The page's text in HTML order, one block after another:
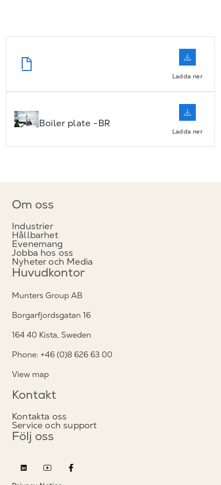
Ladda ner
Boiler plate -BR
Ladda ner
Om oss
Industrier
Hållbarhet
Evenemang
Jobba hos oss
Nyheter och Media
Huvudkontor
Munters Group AB
Borgarfjordsgatan 16
164 40 Kista, Sweden
Phone: +46 (0)8 626 63 00
View map
Kontakt
Kontakta oss
Service och support
Följ oss